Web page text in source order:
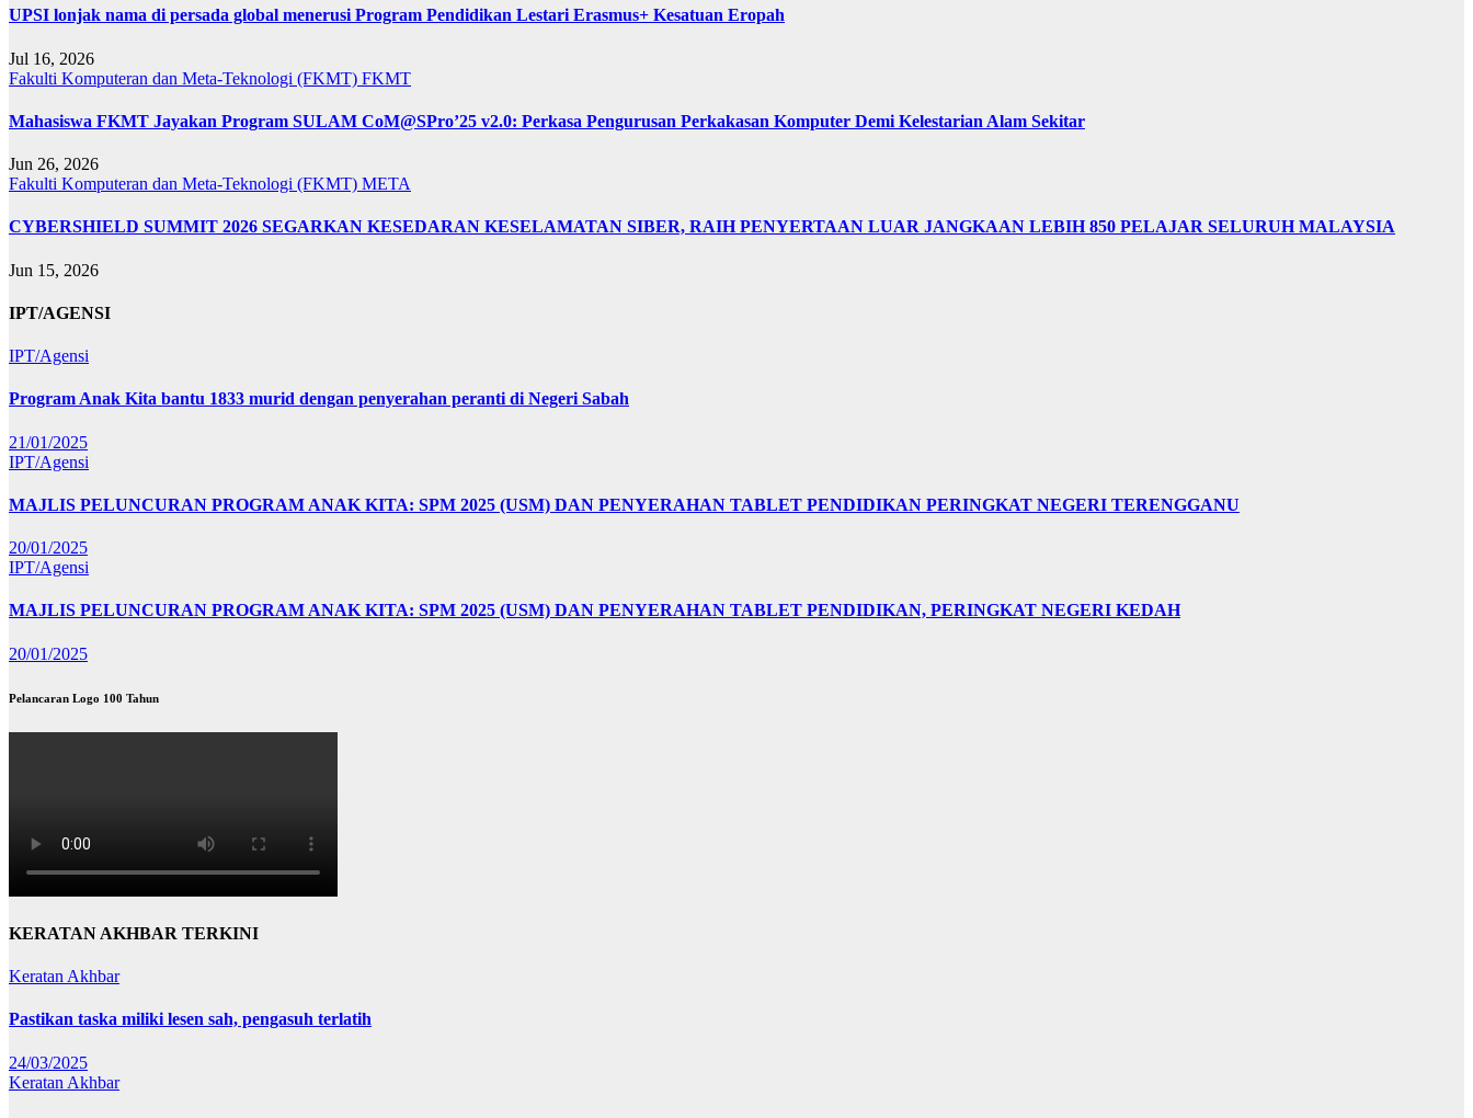
UPSI lonjak nama di persada global menerusi Program Pendidikan Lestari Erasmus+ Kesatuan Eropah
Jul 16, 2026
Fakulti Komputeran dan Meta-Teknologi (FKMT) FKMT
Mahasiswa FKMT Jayakan Program SULAM CoM@SPro’25 v2.0: Perkasa Pengurusan Perkakasan Komputer Demi Kelestarian Alam Sekitar
Jun 26, 2026
Fakulti Komputeran dan Meta-Teknologi (FKMT) META
CYBERSHIELD SUMMIT 2026 SEGARKAN KESEDARAN KESELAMATAN SIBER, RAIH PENYERTAAN LUAR JANGKAAN LEBIH 850 PELAJAR SELURUH MALAYSIA
Jun 15, 2026
IPT/AGENSI
IPT/Agensi
Program Anak Kita bantu 1833 murid dengan penyerahan peranti di Negeri Sabah
21/01/2025
IPT/Agensi
MAJLIS PELUNCURAN PROGRAM ANAK KITA: SPM 2025 (USM) DAN PENYERAHAN TABLET PENDIDIKAN PERINGKAT NEGERI TERENGGANU
20/01/2025
IPT/Agensi
MAJLIS PELUNCURAN PROGRAM ANAK KITA: SPM 2025 (USM) DAN PENYERAHAN TABLET PENDIDIKAN, PERINGKAT NEGERI KEDAH
20/01/2025
Pelancaran Logo 100 Tahun
KERATAN AKHBAR TERKINI
Keratan Akhbar
Pastikan taska miliki lesen sah, pengasuh terlatih
24/03/2025
Keratan Akhbar